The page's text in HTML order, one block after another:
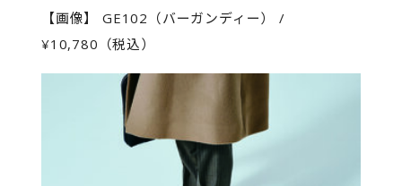
【画像】 GE102（バーガンディー） /
¥10,780（税込）